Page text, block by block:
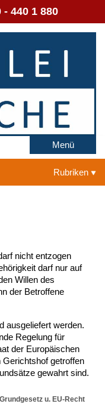
- 440 1 880
Menü
Rubriken
nicht entzogen
darf nur auf
Willen des
der Betroffene
ausgeliefert werden.
Regelung für
der Europäischen
Gerichtshof getroffen
gewahrt sind.
Grundgesetz u. EU-Recht